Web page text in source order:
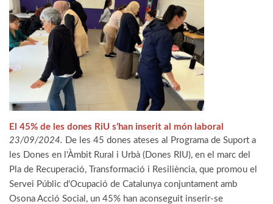
El 45% de les dones RiU s’han inserit al món laboral
23/09/2024. De les 45 dones ateses al Programa de Suport a
les Dones en l'Àmbit Rural i Urbà (Dones RIU), en el marc del
Pla de Recuperació, Transformació i Resiliència, que promou el
Servei Públic d'Ocupació de Catalunya conjuntament amb
Osona Acció Social, un 45% han aconseguit inserir-se